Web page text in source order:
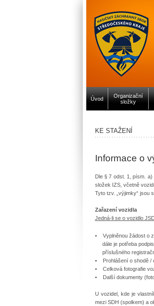
Úvod
Organizační
složky
KE STAŽENÍ
Informace o
Dle § 7 odst. 1, písm.
složek IZS, včetně
Tyto tzv. „výjimky“ jsou
Zařazení vozidla
Jedná-li se o vozidlo
• Vyplněnou žádost o
dále je potřeba podpis
příslušného
• Prohlášení o shodě /
• Celková fotografie
• Další dokumenty
U vozidel, kde je
mezi SDH (spolkem) a